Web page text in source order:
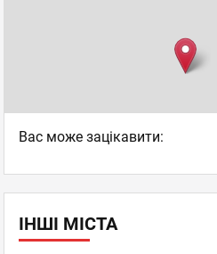
Вас може зацікавити:
ІНШІ МІСТА